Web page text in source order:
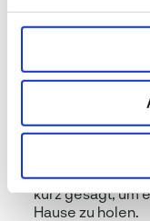
die
und
einen fruchtigen
und Rosmarin.
zusätzliche
Pinienkernen
nussige Note
geeignet, um
zu verfeinern
kurz gesagt, um
Hause zu holen.